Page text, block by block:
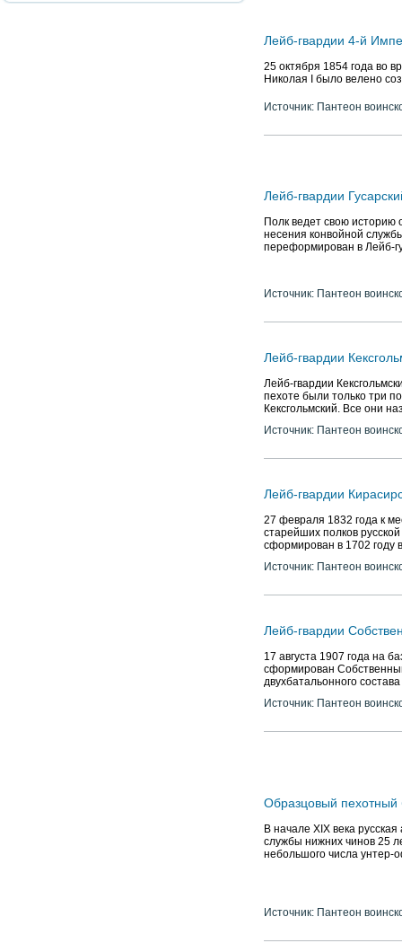
Лейб-гвардии 4-й
25 октября 1854 года во
Николая I было велено
Источник: Пантеон
Лейб-гвардии
Полк ведет свою историю
несения конвойной
переформирован в Лейб-
Источник: Пантеон
Лейб-гвардии
Лейб-гвардии
пехоте были только три
Кексгольмский. Все они
Источник: Пантеон
Лейб-гвардии
27 февраля 1832 года к
старейших полков
сформирован в 1702 году
Источник: Пантеон
Лейб-гвардии
17 августа 1907 года на
сформирован
двухбатальонного состава
Источник: Пантеон
Образцовый пехотный
В начале XIX века
службы нижних чинов 25
небольшого числа унтер-
Источник: Пантеон